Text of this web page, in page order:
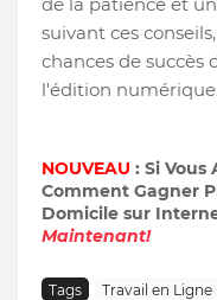
de la patience et
suivant ces
chances de
l'édition
NOUVEAU : Si Vous
Comment Gagner
Domicile sur
Maintenant!
Tags Travail en Ligne